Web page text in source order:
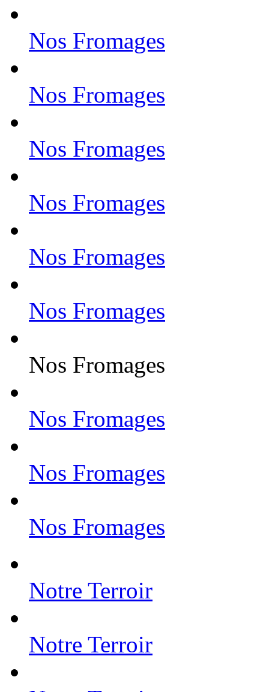
Nos Fromages
Nos Fromages
Nos Fromages
Nos Fromages
Nos Fromages
Nos Fromages
Nos Fromages
Nos Fromages
Nos Fromages
Nos Fromages
Notre Terroir
Notre Terroir